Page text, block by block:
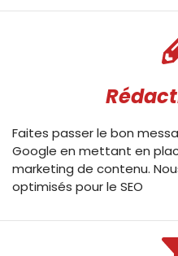
Faites passer le bon
Google en mettant en
marketing de contenu.
optimisés pour le SEO